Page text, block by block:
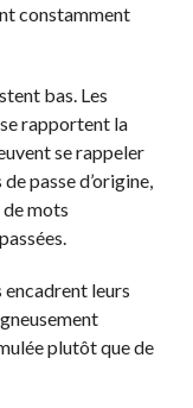
constamment
bas. Les
rapportent la
se rappeler
passe d’origine,
mots
leurs
plutôt que de